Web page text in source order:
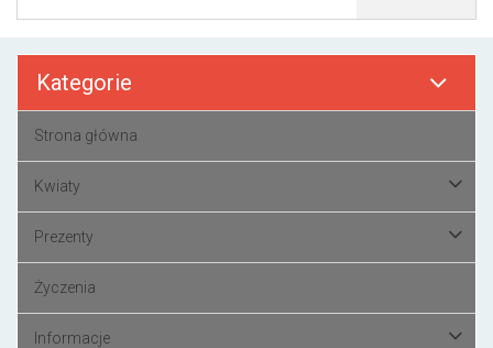
Kategorie
Strona główna
Kwiaty
Prezenty
Życzenia
Informacje